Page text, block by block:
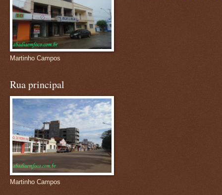
Martinho Campos
Rua principal
Martinho Campos